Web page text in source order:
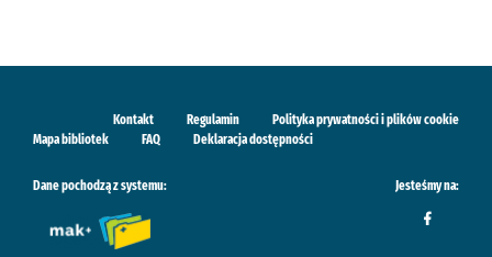
Kontakt Regulamin
Polityka prywatności i plików cookie
Mapa bibliotek
FAQ Deklaracja dostępności
Dane pochodzą z systemu: Jesteśmy na: